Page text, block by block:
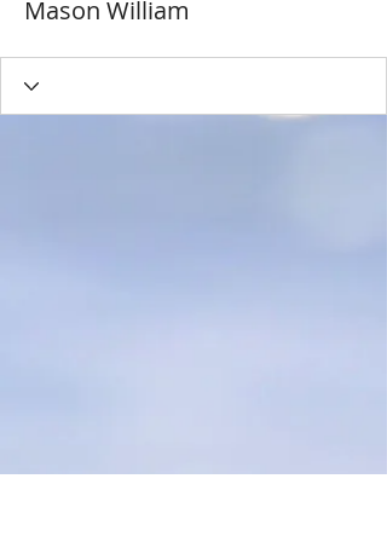
Mason William